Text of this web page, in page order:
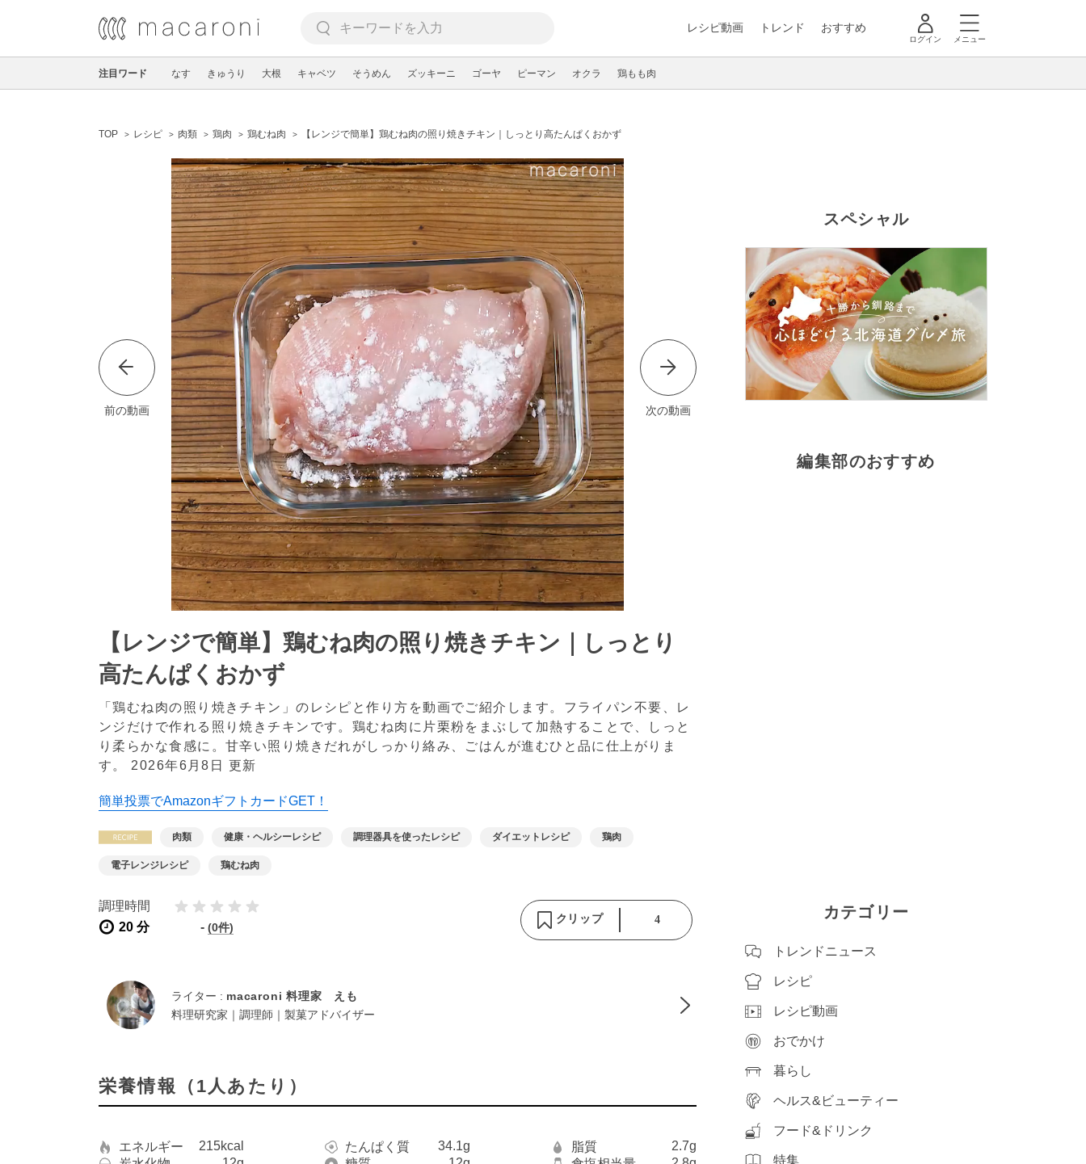
レシピ動画 トレンド おすすめ
ログイン メニュー
注目ワード なす きゅうり 大根 キャベツ そうめん ズッキーニ ゴーヤ ピーマン オクラ 鶏もも肉
TOP レシピ 肉類 鶏肉 鶏むね肉 【レンジで簡単】鶏むね肉の照り焼きチキン｜しっとり高たんぱくおかず
前の動画 次の動画
【レンジで簡単】鶏むね肉の照り焼きチキン｜しっとり
高たんぱくおかず
「鶏むね肉の照り焼きチキン」のレシピと作り方を動画でご紹介します。フライパン不要、レ
ンジだけで作れる照り焼きチキンです。鶏むね肉に片栗粉をまぶして加熱することで、しっと
り柔らかな食感に。甘辛い照り焼きだれがしっかり絡み、ごはんが進むひと品に仕上がりま
す。 2026年6月8日 更新
簡単投票でAmazonギフトカードGET！
肉類 健康・ヘルシーレシピ 調理器具を使ったレシピ ダイエットレシピ 鶏肉
電子レンジレシピ 鶏むね肉
調理時間
20 分
- (0件)
クリップ 4
ライター : macaroni 料理家 えも
料理研究家｜調理師｜製菓アドバイザー
栄養情報（1人あたり）
エネルギー 215kcal たんぱく質 34.1g 脂質
2.7g
スペシャル
編集部のおすすめ
カテゴリー
トレンドニュース
レシピ
レシピ動画
おでかけ
暮らし
ヘルス&ビューティー
フード&ドリンク
特集